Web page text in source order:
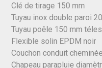
Clé de tirage 150 mm
Tuyau inox double paroi
Tuyau poêle 150 mm
Flexible solin EPDM noir
Couchon conduit cheminée
Chapeau parapluie